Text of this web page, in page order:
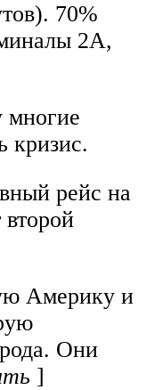
70%
2A,
многие
кризис.
рейс на
Америку и
Они
]